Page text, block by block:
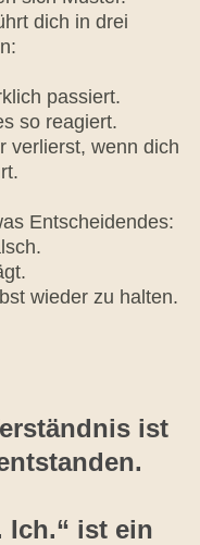
dich in drei
passiert.
so reagiert.
verlierst, wenn dich
Entscheidendes:
wieder zu halten.
ist
Ich.“ ist ein